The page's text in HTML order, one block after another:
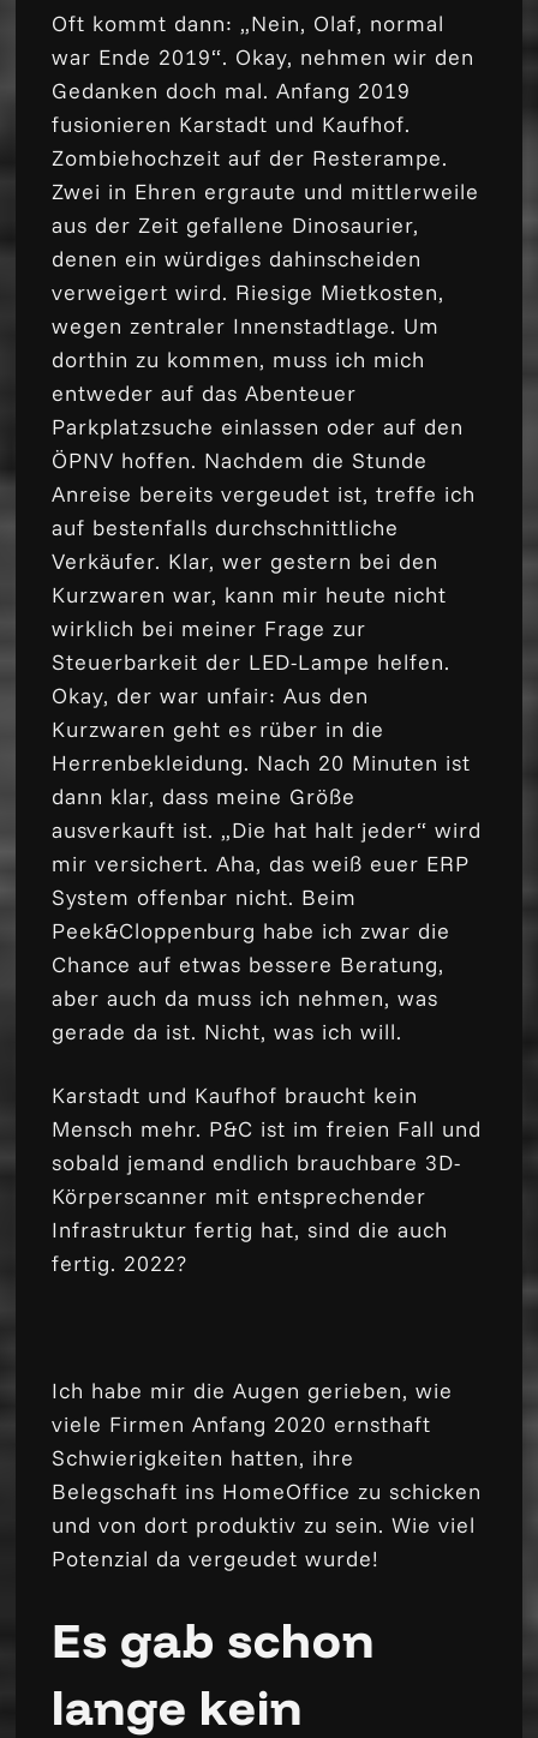
Oft kommt dann: „Nein, Olaf, normal
war Ende 2019“. Okay, nehmen wir den
Gedanken doch mal. Anfang 2019
fusionieren Karstadt und Kaufhof.
Zombiehochzeit auf der Resterampe.
Zwei in Ehren ergraute und mittlerweile
aus der Zeit gefallene Dinosaurier,
denen ein würdiges dahinscheiden
verweigert wird. Riesige Mietkosten,
wegen zentraler Innenstadtlage. Um
dorthin zu kommen, muss ich mich
entweder auf das Abenteuer
Parkplatzsuche einlassen oder auf den
ÖPNV hoffen. Nachdem die Stunde
Anreise bereits vergeudet ist, treffe ich
auf bestenfalls durchschnittliche
Verkäufer. Klar, wer gestern bei den
Kurzwaren war, kann mir heute nicht
wirklich bei meiner Frage zur
Steuerbarkeit der LED-Lampe helfen.
Okay, der war unfair: Aus den
Kurzwaren geht es rüber in die
Herrenbekleidung. Nach 20 Minuten ist
dann klar, dass meine Größe
ausverkauft ist. „Die hat halt jeder“ wird
mir versichert. Aha, das weiß euer ERP
System offenbar nicht. Beim
Peek&Cloppenburg habe ich zwar die
Chance auf etwas bessere Beratung,
aber auch da muss ich nehmen, was
gerade da ist. Nicht, was ich will.
Karstadt und Kaufhof braucht kein
Mensch mehr. P&C ist im freien Fall und
sobald jemand endlich brauchbare 3D-
Körperscanner mit entsprechender
Infrastruktur fertig hat, sind die auch
fertig. 2022?
Ich habe mir die Augen gerieben, wie
viele Firmen Anfang 2020 ernsthaft
Schwierigkeiten hatten, ihre
Belegschaft ins HomeOffice zu schicken
und von dort produktiv zu sein. Wie viel
Potenzial da vergeudet wurde!
Es gab schon
lange kein